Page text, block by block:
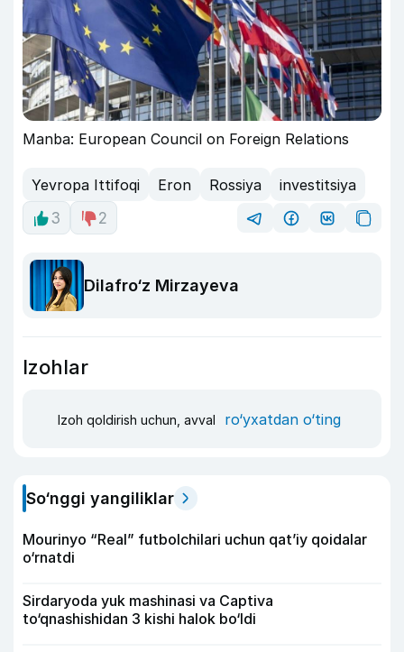
Manba: European Council on Foreign Relations
Yevropa Ittifoqi Eron Rossiya
investitsiya
3
2
Dilafro‘z Mirzayeva
Izohlar
Izoh qoldirish uchun, avval ro‘yxatdan o‘ting
So‘nggi yangiliklar
Mourinyo “Real” futbolchilari uchun qat’iy qoidalar
o‘rnatdi
Sirdaryoda yuk mashinasi va Captiva
to‘qnashishidan 3 kishi halok bo‘ldi